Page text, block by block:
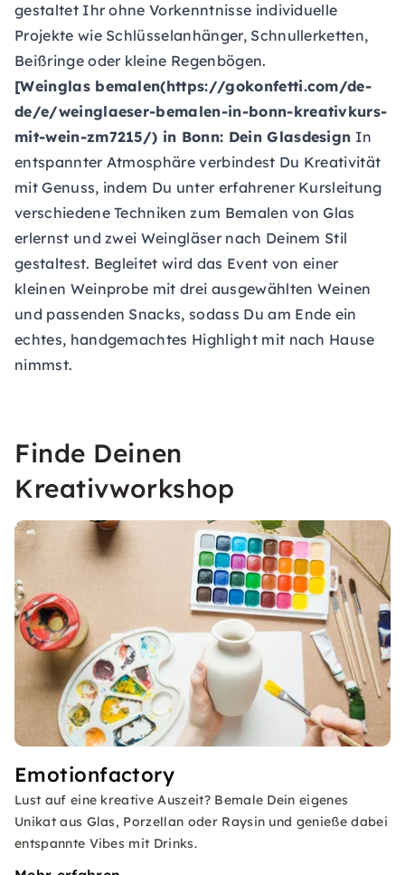
gestaltet Ihr ohne Vorkenntnisse individuelle
Projekte wie Schlüsselanhänger, Schnullerketten,
Beißringe oder kleine Regenbögen.
[Weinglas bemalen(https://gokonfetti.com/de-
de/e/weinglaeser-bemalen-in-bonn-kreativkurs-
mit-wein-zm7215/) in Bonn: Dein Glasdesign In
entspannter Atmosphäre verbindest Du Kreativität
mit Genuss, indem Du unter erfahrener Kursleitung
verschiedene Techniken zum Bemalen von Glas
erlernst und zwei Weingläser nach Deinem Stil
gestaltest. Begleitet wird das Event von einer
kleinen Weinprobe mit drei ausgewählten Weinen
und passenden Snacks, sodass Du am Ende ein
echtes, handgemachtes Highlight mit nach Hause
nimmst.
Finde Deinen
Kreativworkshop
Emotionfactory
Lust auf eine kreative Auszeit? Bemale Dein eigenes
Unikat aus Glas, Porzellan oder Raysin und genieße dabei
entspannte Vibes mit Drinks.